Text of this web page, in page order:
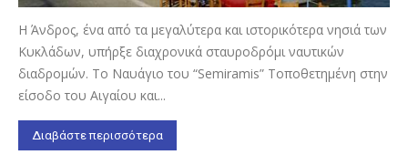
Η Άνδρος, ένα από τα μεγαλύτερα και ιστορικότερα νησιά των
Κυκλάδων, υπήρξε διαχρονικά σταυροδρόμι ναυτικών
διαδρομών. Το Ναυάγιο του “Semiramis” Τοποθετημένη στην
είσοδο του Αιγαίου και...
Διαβάστε περισσότερα